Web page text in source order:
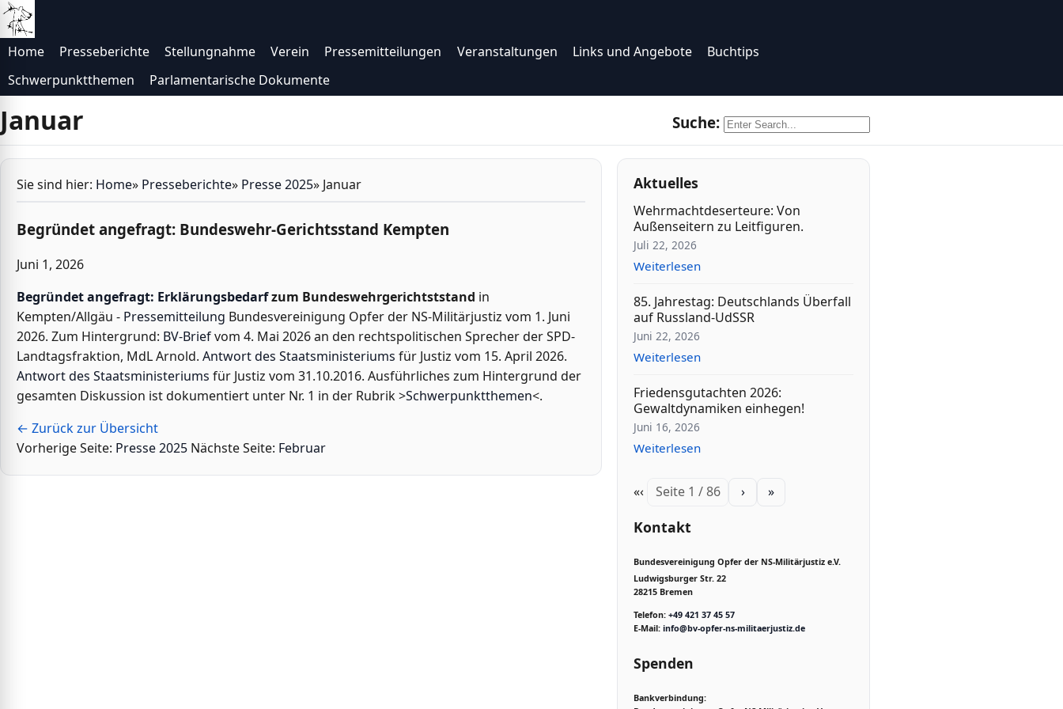
Direkt zur Navigation
Direkt zum Inhalt
Home Presseberichte Stellungnahme Verein Pressemitteilungen Veranstaltungen Links und Angebote
Buchtips
Schwerpunktthemen
Parlamentarische Dokumente
Januar Suche:
Sie sind hier: Home» Presseberichte» Presse 2025» Januar
Begründet angefragt: Bundeswehr-Gerichtsstand Kempten
Juni 1, 2026
Begründet angefragt: Erklärungsbedarfzum Bundeswehrgerichtststand in
Kempten/Allgäu - Pressemitteilung Bundesvereinigung Opfer der NS-Militärjustiz vom 1. Juni
2026. Zum Hintergrund: BV-Briefvom 4. Mai 2026 an den rechtspolitischen Sprecher der SPD-
Landtagsfraktion, MdL Arnold.Antwort des Staatsministeriums für Justiz vom 15. April 2026.
Antwort des Staatsministeriums für Justiz vom 31.10.2016. Ausführliches zum Hintergrund der
gesamten Diskussion ist dokumentiert unter Nr. 1 in der Rubrik >Schwerpunktthemen<.
← Zurück zur Übersicht
Vorherige Seite: Presse 2025 Nächste Seite: Februar
Aktuelles
Wehrmachtdeserteure: Von
Außenseitern zu Leitfiguren.
Juli 22, 2026
Weiterlesen
85. Jahrestag: Deutschlands Überfall
auf Russland-UdSSR
Juni 22, 2026
Weiterlesen
Friedensgutachten 2026:
Gewaltdynamiken einhegen!
Juni 16, 2026
Weiterlesen
«‹ Seite 1 / 86 › »
Kontakt
Bundesvereinigung Opfer der NS-Militärjustiz e.V.
Ludwigsburger Str. 22
28215 Bremen
Telefon: +49 421 37 45 57
E-Mail: info@bv-opfer-ns-militaerjustiz.de
Spenden
Bankverbindung: